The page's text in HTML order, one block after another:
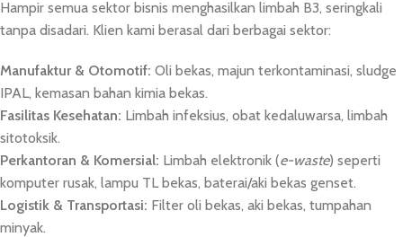
Hampir semua sektor bisnis menghasilkan limbah B3, seringkali
tanpa disadari. Klien kami berasal dari berbagai sektor:
Manufaktur & Otomotif: Oli bekas, majun terkontaminasi, sludge
IPAL, kemasan bahan kimia bekas.
Fasilitas Kesehatan: Limbah infeksius, obat kedaluwarsa, limbah
sitotoksik.
Perkantoran & Komersial: Limbah elektronik (e-waste) seperti
komputer rusak, lampu TL bekas, baterai/aki bekas genset.
Logistik & Transportasi: Filter oli bekas, aki bekas, tumpahan
minyak.